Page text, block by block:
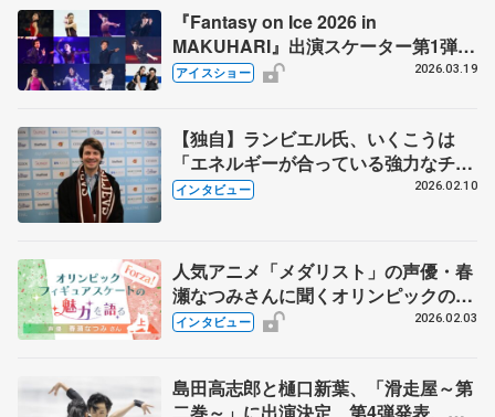
『Fantasy on Ice 2026 in
MAKUHARI』出演スケーター第1弾を
発表 オリンピックや四大陸選手権で
アイスショー 2026.03.19
【独自】ランビエル氏、いくこうは
「エネルギーが合っている強力なチー
ム」 現行ルールに懸念「採点基準が
インタビュー 2026.02.10
人気アニメ「メダリスト」の声優・春
瀬なつみさんに聞くオリンピックの楽
しみ方 小さな差が勝負を分けるスポ
インタビュー 2026.02.03
島田高志郎と樋口新葉、「滑走屋～第